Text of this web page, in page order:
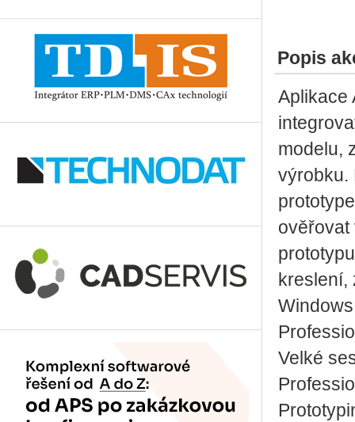
Popis
Aplikace
modelu,
výrobku.
ověřovat
kreslení,
Velké